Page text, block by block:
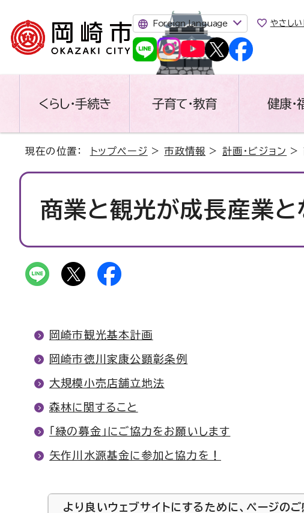
Foreign language やさし
くらし・手続き 子育て・教育 健康・
現在の位置： トップページ >市政情報 > 計画・ビジョン >
商業と観光が成長産業と
岡崎市観光基本計画
岡崎市徳川家康公顕彰条例
大規模小売店舗立地法
森林に関すること
「緑の募金」にご協力をお願いします
矢作川水源基金に参加と協力を！
より良いウェブサイトにするために、ページの